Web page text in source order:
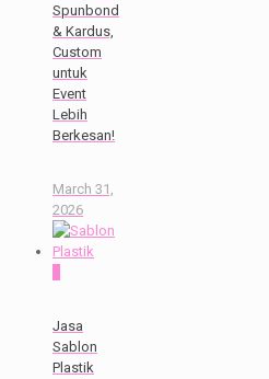
Spunbond
& Kardus,
Custom
untuk
Event
Lebih
Berkesan!
March 31,
2026
Jasa
Sablon
Plastik